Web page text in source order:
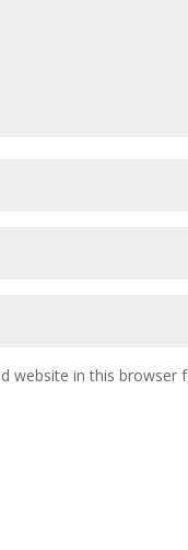
website in this